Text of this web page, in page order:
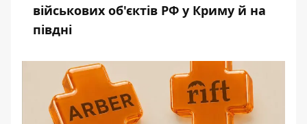
військових об'єктів РФ у Криму й на
півдні